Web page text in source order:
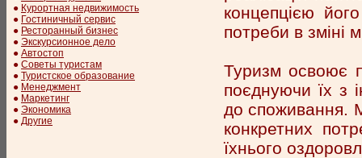
● Курортная недвижимость
● Гостиничный сервис
● Ресторанный бизнес
● Экскурсионное дело
● Автостоп
● Советы туристам
● Туристское образование
● Менеджмент
● Маркетинг
● Экономика
● Другие
концепцією
потреби в зміні
Туризм освоює
поєднуючи їх з
до споживання.
конкретних
їхнього